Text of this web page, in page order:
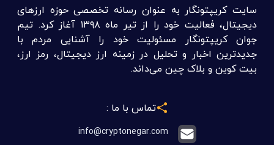
سایت کریپتونگار به عنوان رسانه تخصصی حوزه ارزهای
دیجیتال، فعالیت خود را از تیر ماه ۱۳۹۸ آغاز کرد. تیم
جوان کریپتونگار مسئولیت خود را آشنایی مردم با
جدیدترین اخبار و تحلیل در زمینه ارز دیجیتال، رمز ارز،
بیت کوین و بلاک چین می‌داند.
تماس با ما :
info@cryptonegar.com